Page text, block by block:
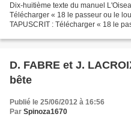
Dix-huitième texte du manuel
Télécharger « 18 le passeur ou le
TAPUSCRIT : Télécharger « 18 le
D. FABRE et J.
bête
Publié le 25/06/2012 à 16:56
Par Spinoza1670